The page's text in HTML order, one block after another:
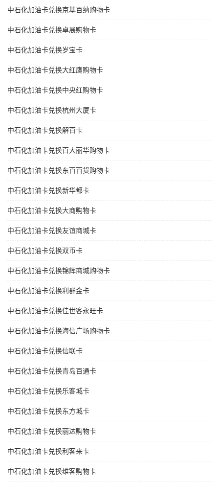
中石化加油卡兑换京基百纳购物卡
中石化加油卡兑换卓展购物卡
中石化加油卡兑换岁宝卡
中石化加油卡兑换大红鹰购物卡
中石化加油卡兑换中央红购物卡
中石化加油卡兑换杭州大厦卡
中石化加油卡兑换解百卡
中石化加油卡兑换百大丽华购物卡
中石化加油卡兑换东百百货购物卡
中石化加油卡兑换新华都卡
中石化加油卡兑换大商购物卡
中石化加油卡兑换友谊商城卡
中石化加油卡兑换双币卡
中石化加油卡兑换锦辉商城购物卡
中石化加油卡兑换利群金卡
中石化加油卡兑换佳世客永旺卡
中石化加油卡兑换海信广场购物卡
中石化加油卡兑换信联卡
中石化加油卡兑换青岛百通卡
中石化加油卡兑换乐客城卡
中石化加油卡兑换东方城卡
中石化加油卡兑换丽达购物卡
中石化加油卡兑换利客来卡
中石化加油卡兑换维客购物卡